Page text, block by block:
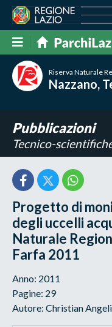
Riserva Naturale
Nazzano,
Pubblicazioni
Tecnico-
Progetto di
degli uccelli
Naturale
Farfa 2011
Anno: 2011
Pagine: 29
Autore: Christian